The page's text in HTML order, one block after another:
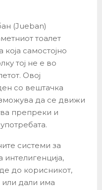
(Jueban)
тоалет
самостојно
тој не е во
Овој
со вештачка
да се движи
препреки и
системи за
интелигенција,
до корисникот,
или дали има